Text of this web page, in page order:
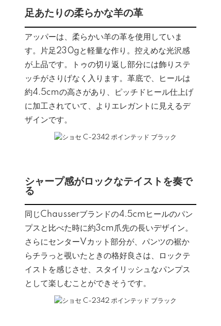
足あたりの柔らかな羊の革
アッパーは、柔らかい羊の革を使用していま
す。片足230gと軽量な作り。控えめな光沢感
が上品です。トゥの切り返し部分には飾りステ
ッチがさりげなく入ります。革底で、ヒールは
約4.5cmの高さがあり、ピッチドヒール仕上げ
に加工されていて、よりエレガントに見えるデ
ザインです。
シャープ感がロックなテイストを奏で
る
同じChausserブランドの4.5cmヒールのパン
プスと比べた時に約3cm爪先の長いデザイン。
さらにセンターVカット部分が、パンツの裾か
らチラっと覗いたときの格好良さは、ロックテ
イストを感じさせ、スタイリッシュなパンプス
として楽しむことができそうです。